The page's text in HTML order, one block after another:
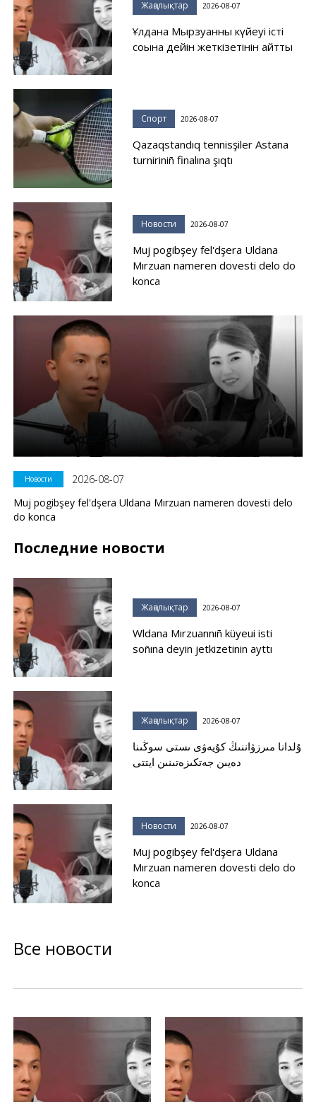
Жаңалықтар 2026-08-07
Ұлдана Мырзуанның күйеуі істі
соңына дейін жеткізетінін айтты
Спорт 2026-08-07
Qazaqstandıq tennisşiler Astana
turniriniñ finalına şıqtı
Новости 2026-08-07
Muj pogibşey fel'dşera Uldana
Mırzuan nameren dovesti delo do
konca
Новости
2026-08-07
Muj pogibşey fel'dşera Uldana Mırzuan nameren dovesti delo
do konca
Последние новости
Жаңалықтар 2026-08-07
Wldana Mırzuannıñ küyeui isti
soñına deyin jetkizetinin ayttı
Жаңалықтар 2026-08-07
ۇلدانا مىرزۋاننىڭ كۇيەۋى ىستى سوڭىنا
دەيىن جەتكىزەتىنىن ايتتى
Новости 2026-08-07
Muj pogibşey fel'dşera Uldana
Mırzuan nameren dovesti delo do
konca
Все новости